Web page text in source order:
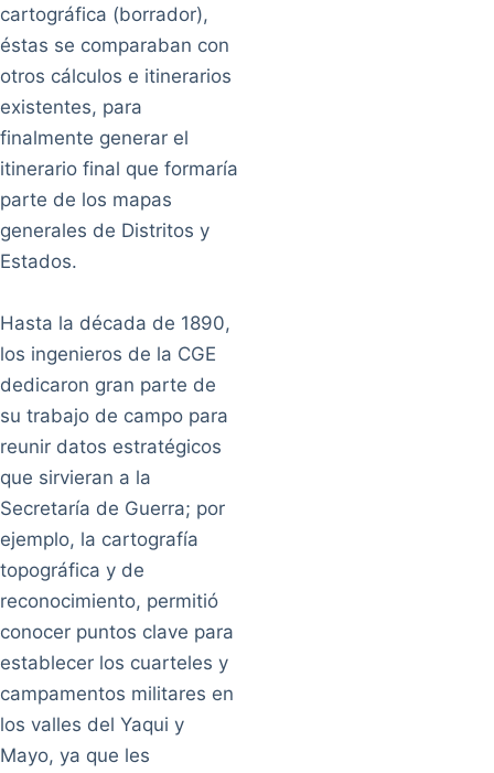
cartográfica (borrador),
éstas se comparaban con
otros cálculos e itinerarios
existentes, para
finalmente generar el
itinerario final que formaría
parte de los mapas
generales de Distritos y
Estados.
Hasta la década de 1890,
los ingenieros de la CGE
dedicaron gran parte de
su trabajo de campo para
reunir datos estratégicos
que sirvieran a la
Secretaría de Guerra; por
ejemplo, la cartografía
topográfica y de
reconocimiento, permitió
conocer puntos clave para
establecer los cuarteles y
campamentos militares en
los valles del Yaqui y
Mayo, ya que les